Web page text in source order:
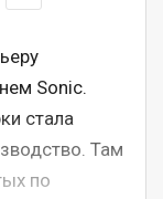
Sonic.
стала
Там
по